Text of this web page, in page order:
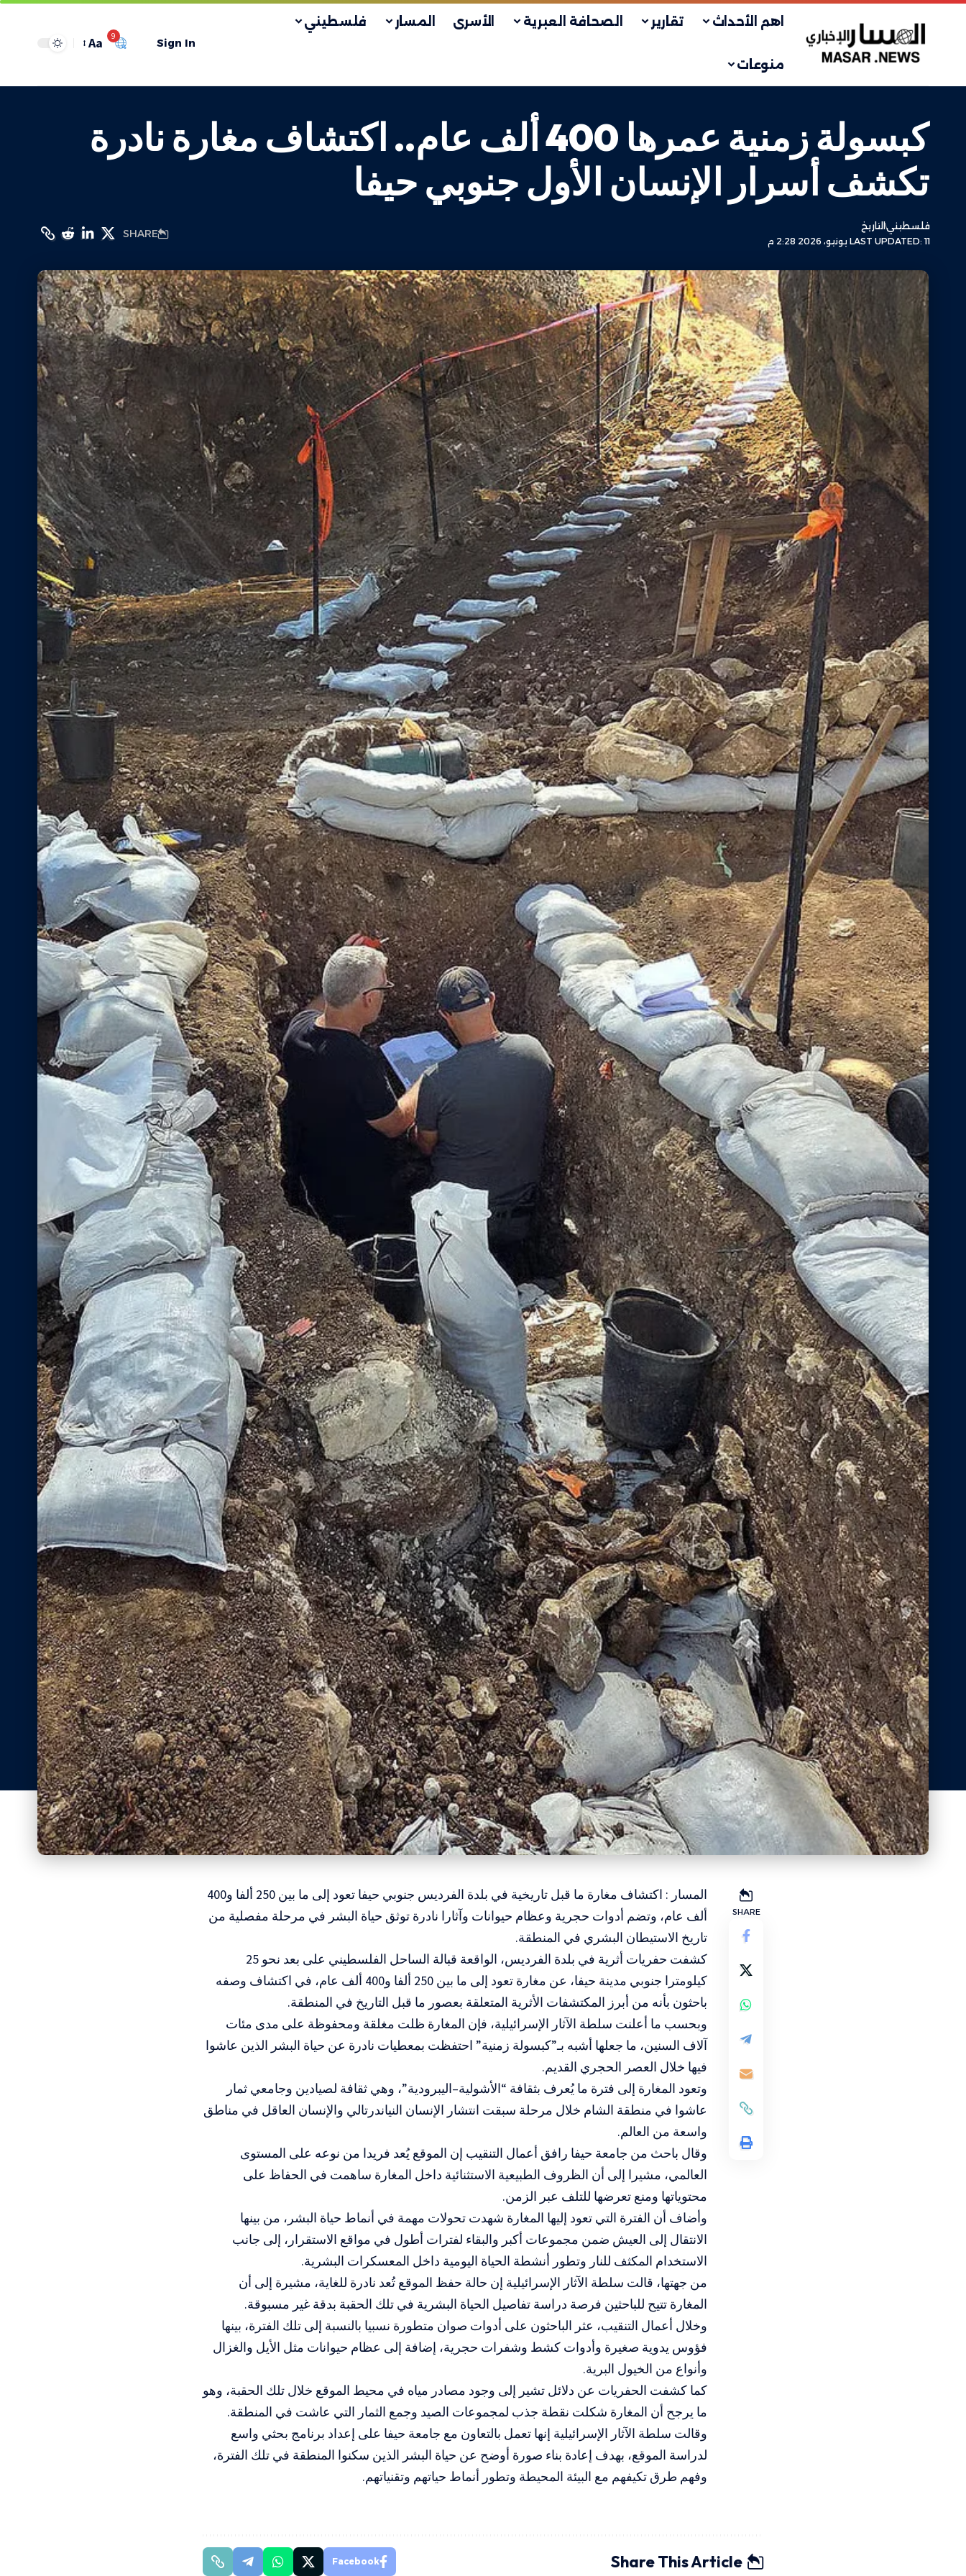
اهم الأحداث تقارير الصحافة العبرية الأسرى المسار فلسطيني
منوعات
Sign In
9
Aa
كبسولة زمنية عمرها 400 ألف عام.. اكتشاف مغارة نادرة
تكشف أسرار الإنسان الأول جنوبي حيفا
LAST UPDATED: 11 يونيو، 2026 2:28 م
فلسطينيالتاريخ
SHARE
SHARE
المسار : اكتشاف مغارة ما قبل تاريخية في بلدة الفرديس جنوبي حيفا تعود إلى ما بين 250 ألفا و400
ألف عام، وتضم أدوات حجرية وعظام حيوانات وآثارا نادرة توثق حياة البشر في مرحلة مفصلية من
تاريخ الاستيطان البشري في المنطقة.
كشفت حفريات أثرية في بلدة الفرديس، الواقعة قبالة الساحل الفلسطيني على بعد نحو 25
كيلومترا جنوبي مدينة حيفا، عن مغارة تعود إلى ما بين 250 ألفا و400 ألف عام، في اكتشاف وصفه
باحثون بأنه من أبرز المكتشفات الأثرية المتعلقة بعصور ما قبل التاريخ في المنطقة.
وبحسب ما أعلنت سلطة الآثار الإسرائيلية، فإن المغارة ظلت مغلقة ومحفوظة على مدى مئات
آلاف السنين، ما جعلها أشبه بـ”كبسولة زمنية” احتفظت بمعطيات نادرة عن حياة البشر الذين عاشوا
فيها خلال العصر الحجري القديم.
وتعود المغارة إلى فترة ما يُعرف بثقافة “الأشولية–اليبرودية”، وهي ثقافة لصيادين وجامعي ثمار
عاشوا في منطقة الشام خلال مرحلة سبقت انتشار الإنسان النياندرتالي والإنسان العاقل في مناطق
واسعة من العالم.
وقال باحث من جامعة حيفا رافق أعمال التنقيب إن الموقع يُعد فريدا من نوعه على المستوى
العالمي، مشيرا إلى أن الظروف الطبيعية الاستثنائية داخل المغارة ساهمت في الحفاظ على
محتوياتها ومنع تعرضها للتلف عبر الزمن.
وأضاف أن الفترة التي تعود إليها المغارة شهدت تحولات مهمة في أنماط حياة البشر، من بينها
الانتقال إلى العيش ضمن مجموعات أكبر والبقاء لفترات أطول في مواقع الاستقرار، إلى جانب
الاستخدام المكثف للنار وتطور أنشطة الحياة اليومية داخل المعسكرات البشرية.
من جهتها، قالت سلطة الآثار الإسرائيلية إن حالة حفظ الموقع تُعد نادرة للغاية، مشيرة إلى أن
المغارة تتيح للباحثين فرصة دراسة تفاصيل الحياة البشرية في تلك الحقبة بدقة غير مسبوقة.
وخلال أعمال التنقيب، عثر الباحثون على أدوات صوان متطورة نسبيا بالنسبة إلى تلك الفترة، بينها
فؤوس يدوية صغيرة وأدوات كشط وشفرات حجرية، إضافة إلى عظام حيوانات مثل الأيل والغزال
وأنواع من الخيول البرية.
كما كشفت الحفريات عن دلائل تشير إلى وجود مصادر مياه في محيط الموقع خلال تلك الحقبة، وهو
ما يرجح أن المغارة شكلت نقطة جذب لمجموعات الصيد وجمع الثمار التي عاشت في المنطقة.
وقالت سلطة الآثار الإسرائيلية إنها تعمل بالتعاون مع جامعة حيفا على إعداد برنامج بحثي واسع
لدراسة الموقع، بهدف إعادة بناء صورة أوضح عن حياة البشر الذين سكنوا المنطقة في تلك الفترة،
وفهم طرق تكيفهم مع البيئة المحيطة وتطور أنماط حياتهم وتقنياتهم.
Share This Article
Facebook